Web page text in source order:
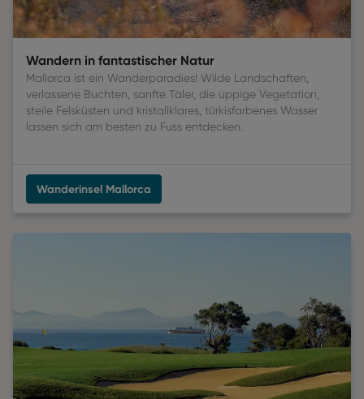
Wandern in fantastischer Natur
Mallorca ist ein Wanderparadies! Wilde Landschaften,
verlassene Buchten, sanfte Täler, die üppige Vegetation,
steile Felsküsten und kristallklares, türkisfarbenes Wasser
lassen sich am besten zu Fuss entdecken.
Wanderinsel Mallorca